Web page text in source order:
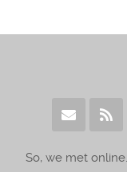
So, we met